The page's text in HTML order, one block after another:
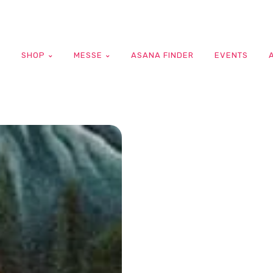
SHOP MESSE ASANA FINDER EVENTS